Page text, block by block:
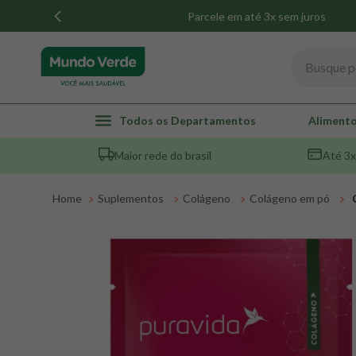
Parcele em até 3x sem juros
Todos os Departamentos
Maior rede do brasil Até
Suplementos Colágeno Colágeno em pó
TERMOS MAIS BUSCADOS
1º whey
2º creatina
5º pacco
º snack proteico mundo verde